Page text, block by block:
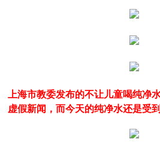
上海市教委发布的不让儿童喝纯净
虚假新闻，而今天的纯净水还是受